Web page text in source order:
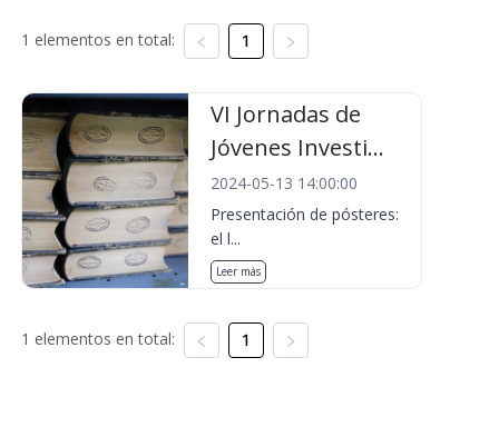
1 elementos en total: 1
VI Jornadas de
Jóvenes Investi...
2024-05-13 14:00:00
Presentación de pósteres:
el l...
Leer más
1 elementos en total: 1